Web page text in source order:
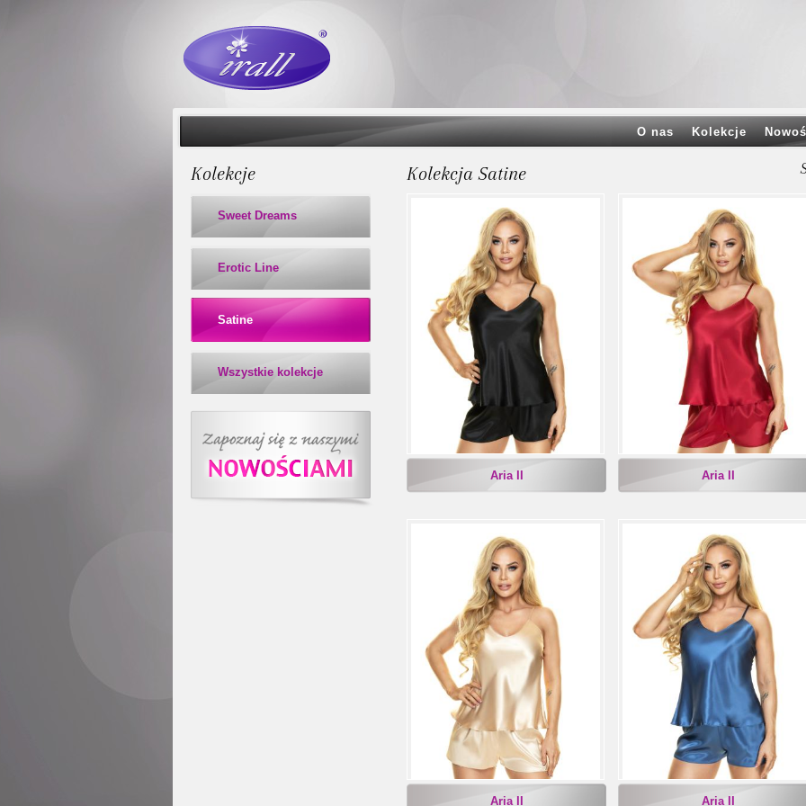
O nas Kolekcje
Kolekcje
Sweet Dreams
Erotic Line
Satine
Wszystkie kolekcje
Kolekcja Satine
Aria II Aria II
Aria II Aria II